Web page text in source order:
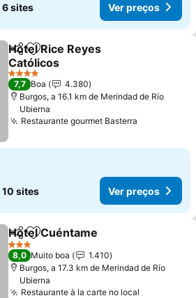
6 sites Ver preços
PartilharAdicionar aos favoritos
Hotel Rice Reyes
Católicos
Ver preços
4 Estrelas
7,7 Boa
4.380
Burgos, a 16.1 km de Merindad de Río
Ubierna
Restaurante gourmet Basterra
10 sites Ver preços
PartilharAdicionar aos favoritos
Hotel Cuéntame
3 Estrelas
8,0 Muito boa
1.410
Burgos, a 17.3 km de Merindad de Río
Ubierna
Restaurante à la carte no local